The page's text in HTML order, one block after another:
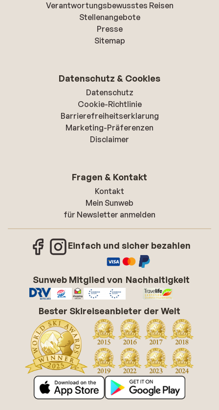
Verantwortungsbewusstes Reisen
Stellenangebote
Presse
Sitemap
Datenschutz & Cookies
Datenschutz
Cookie-Richtlinie
Barrierefreiheitserklarung
Marketing-Präferenzen
Disclaimer
Fragen & Kontakt
Kontakt
Mein Sunweb
für Newsletter anmelden
Einfach und sicher bezahlen
Sunweb Mitglied von Nachhaltigkeit
Bester Skireiseanbieter der Welt